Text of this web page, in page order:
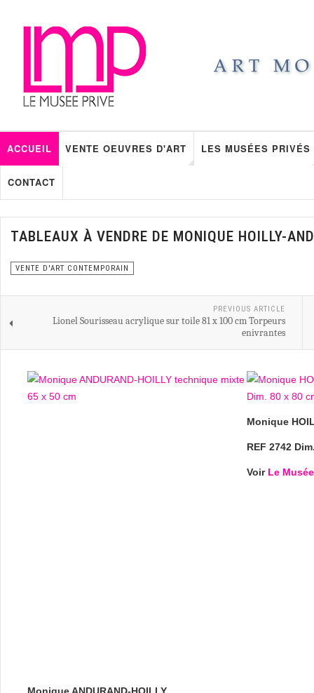
ACCUEIL VENTE OEUVRES D'ART LES MUSÉES PRIVÉS
CONTACT
TABLEAUX À VENDRE DE MONIQUE HOILLY-
VENTE D'ART CONTEMPORAIN
PREVIOUS ARTICLE
Lionel Sourisseau acrylique sur toile 81 x 100 cm Torpeurs
enivrantes
Monique
REF 2742
Voir Le